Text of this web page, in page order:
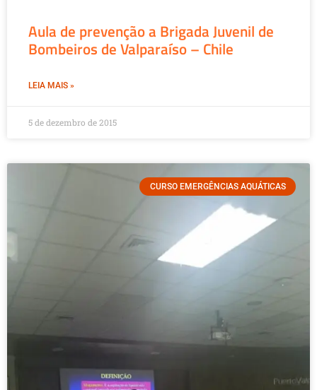
Aula de prevenção a Brigada Juvenil de
Bombeiros de Valparaíso – Chile
LEIA MAIS »
5 de dezembro de 2015
CURSO EMERGÊNCIAS AQUÁTICAS